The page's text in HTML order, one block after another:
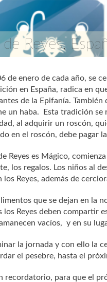
de Reyes,
de enero de cada año, se
en España, radica en
de la Epifanía.
un haba. Esta tradición se
al adquirir un roscón,
en el roscón, debe pagar
Reyes es Mágico,
los regalos. Los niños al
los Reyes, además de
que se dejan en la
los Reyes deben compartir
vacíos, y en su
la jornada y con ello la
el pesebre, hasta el
recordatorio, para que el